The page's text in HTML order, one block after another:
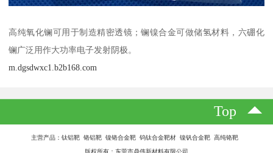
高纯氧化镧可用于制造精密透镜；镧镍合金可做储氢材料，六硼化
镧广泛用作大功率电子发射阴极。
m.dgsdwxc1.b2b168.com
Top
主营产品：钛铝靶 铬铝靶 镍铬合金靶 钨钛合金靶材 镍钒合金靶 高纯铬靶
版权所有：东莞市鼎伟新材料有限公司